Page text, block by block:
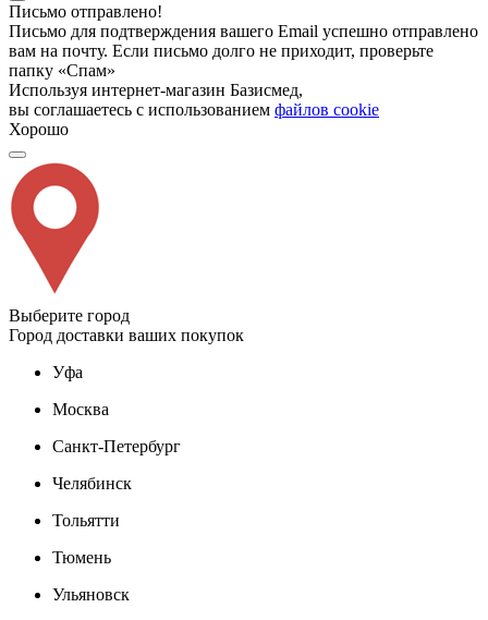
Письмо отправлено!
Письмо для подтверждения вашего Email успешно отправлено
вам на почту. Если письмо долго не приходит, проверьте
папку «Спам»
Используя интернет-магазин Базисмед,
вы соглашаетесь с использованием файлов cookie
Хорошо
Выберите город
Город доставки ваших покупок
Уфа
Москва
Санкт-Петербург
Челябинск
Тольятти
Тюмень
Ульяновск